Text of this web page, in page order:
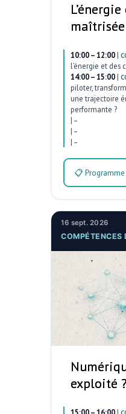
10:00 – 12:00 |
l’énergie et des
14:00 – 15:00 |
piloter,
une trajectoire
performante ?
| –
| –
| –
📋 Programme
16 sept. 2026
COMPÉTENCES
exploité ?